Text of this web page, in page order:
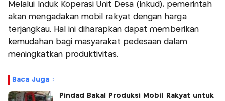
Melalui Induk Koperasi Unit Desa (Inkud), pemerintah
akan mengadakan mobil rakyat dengan harga
terjangkau. Hal ini diharapkan dapat memberikan
kemudahan bagi masyarakat pedesaan dalam
meningkatkan produktivitas.
Baca Juga :
Pindad Bakal Produksi Mobil Rakyat untuk